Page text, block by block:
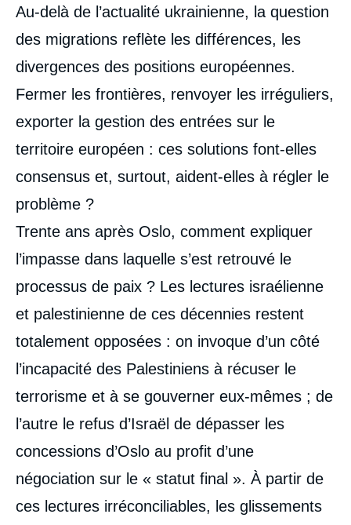
Au-delà de l’actualité ukrainienne, la question
des migrations reflète les différences, les
divergences des positions européennes.
Fermer les frontières, renvoyer les irréguliers,
exporter la gestion des entrées sur le
territoire européen : ces solutions font-elles
consensus et, surtout, aident-elles à régler le
problème ?
Trente ans après Oslo, comment expliquer
l’impasse dans laquelle s’est retrouvé le
processus de paix ? Les lectures israélienne
et palestinienne de ces décennies restent
totalement opposées : on invoque d’un côté
l’incapacité des Palestiniens à récuser le
terrorisme et à se gouverner eux-mêmes ; de
l’autre le refus d’Israël de dépasser les
concessions d’Oslo au profit d’une
négociation sur le « statut final ». À partir de
ces lectures irréconciliables, les glissements